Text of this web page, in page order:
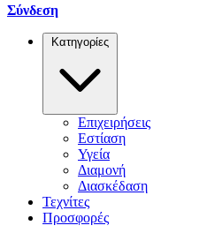
Σύνδεση
Κατηγορίες
Επιχειρήσεις
Εστίαση
Υγεία
Διαμονή
Διασκέδαση
Τεχνίτες
Προσφορές